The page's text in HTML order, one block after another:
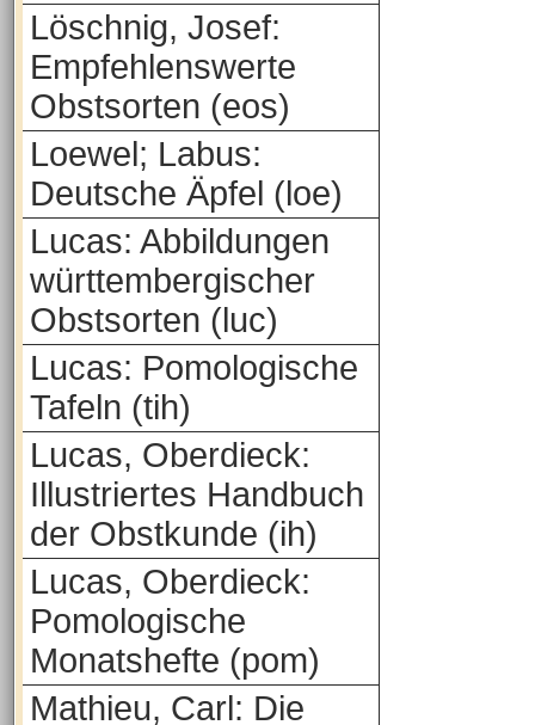
Löschnig, Josef:
Empfehlenswerte
Obstsorten (eos)
Loewel; Labus:
Deutsche Äpfel (loe)
Lucas: Abbildungen
württembergischer
Obstsorten (luc)
Lucas: Pomologische
Tafeln (tih)
Lucas, Oberdieck:
Illustriertes Handbuch
der Obstkunde (ih)
Lucas, Oberdieck:
Pomologische
Monatshefte (pom)
Mathieu, Carl: Die